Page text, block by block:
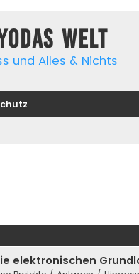
Welt
und Alles & Nichts
elektronischen